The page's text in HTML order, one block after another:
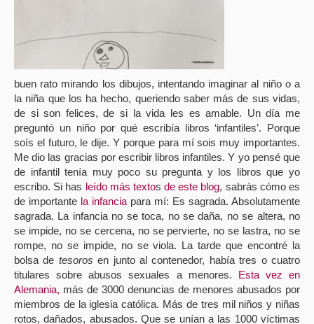
buen rato mirando los dibujos, intentando imaginar al niño o a
la niña que los ha hecho, queriendo saber más de sus vidas,
de si son felices, de si la vida les es amable. Un día me
preguntó un niño por qué escribía libros ‘infantiles’. Porque
soís el futuro, le dije. Y porque para mí sois muy importantes.
Me dio las gracias por escribir libros infantiles. Y yo pensé que
de infantil tenía muy poco su pregunta y los libros que yo
escribo. Si has leído más textosde este blog, sabrás cómo es
de importante la infancia para mí: Es sagrada. Absolutamente
sagrada. La infancia no se toca, no se daña, no se altera, no
se impide, no se cercena, no se pervierte, no se lastra, no se
rompe, no se impide, no se viola. La tarde que encontré la
bolsa de tesoros en junto al contenedor, había tres o cuatro
titulares sobre abusos sexuales a menores. Esta vez en
Alemania, más de 3000 denuncias de menores abusados por
miembros de la iglesia católica. Más de tres mil niños y niñas
rotos, dañados, abusados. Que se unían a las 1000 víctimas